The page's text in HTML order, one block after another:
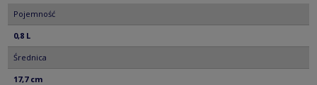
Pojemność
0,8 L
Średnica
17,7 cm